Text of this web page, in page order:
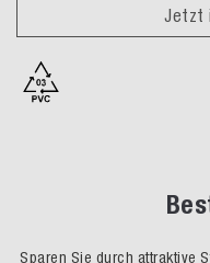
Jetzt
Sparen Sie durch attraktive